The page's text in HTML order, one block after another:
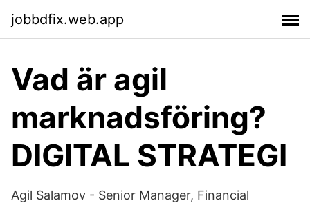
jobbdfix.web.app
Vad är agil
marknadsföring?
DIGITAL STRATEGI
Agil Salamov - Senior Manager, Financial